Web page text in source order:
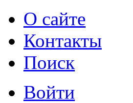
О сайте
Контакты
Поиск
Войти